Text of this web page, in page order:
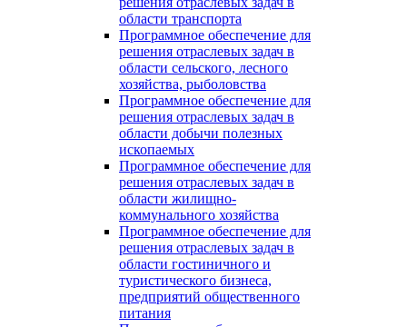
области транспорта
Программное обеспечение для
решения отраслевых задач в
области сельского, лесного
хозяйства, рыболовства
Программное обеспечение для
решения отраслевых задач в
области добычи полезных
ископаемых
Программное обеспечение для
решения отраслевых задач в
области жилищно-
коммунального хозяйства
Программное обеспечение для
решения отраслевых задач в
области гостиничного и
туристического бизнеса,
предприятий общественного
питания